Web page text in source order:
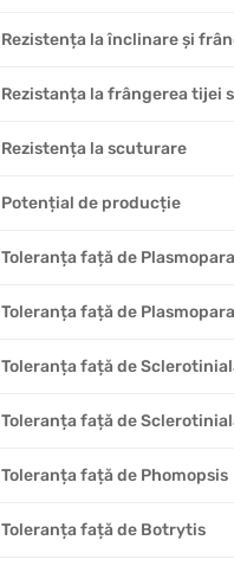
Rezistența la înclinare și
Rezistanța la frângerea tijei
Rezistența la scuturare
Potențial de producție
Toleranța față de
Toleranța față de
Toleranța față de
Toleranța față de
Toleranța față de Phomopsis
Toleranța față de Botrytis